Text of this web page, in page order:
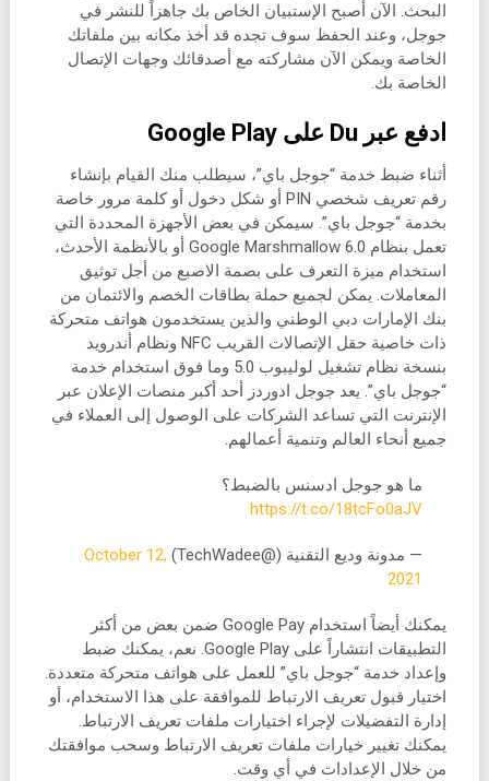
البحث. الآن أصبح الإستبيان الخاص بك جاهزاً للنشر في
جوجل، وعند الحفظ سوف تجده قد أخذ مكانه بين ملفاتك
الخاصة ويمكن الآن مشاركته مع أصدقائك وجهات الإتصال
الخاصة بك.
ادفع عبر Du على Google Play
أثناء ضبط خدمة “جوجل باي”، سيطلب منك القيام بإنشاء
رقم تعريف شخصي PIN أو شكل دخول أو كلمة مرور خاصة
بخدمة “جوجل باي”. سيمكن في بعض الأجهزة المحددة التي
تعمل بنظام Google Marshmallow 6.0 أو بالأنظمة الأحدث،
استخدام ميزة التعرف على بصمة الاصبع من أجل توثيق
المعاملات. يمكن لجميع حملة بطاقات الخصم والائتمان من
بنك الإمارات دبي الوطني والذين يستخدمون هواتف متحركة
ذات خاصية حقل الإتصالات القريب NFC ونظام أندرويد
بنسخة نظام تشغيل لوليبوب 5.0 وما فوق استخدام خدمة
“جوجل باي”. يعد جوجل ادوردز أحد أكبر منصات الإعلان عبر
الإنترنت التي تساعد الشركات على الوصول إلى العملاء في
جميع أنحاء العالم وتنمية أعمالهم.
ما هو جوجل ادسنس بالضبط؟
https://t.co/18tcFo0aJV
— مدونة وديع التقنية (@TechWadee)
October 12,
2021
يمكنك أيضاً استخدام Google Pay ضمن بعض من أكثر
التطبيقات انتشاراً على Google Play. نعم، يمكنك ضبط
وإعداد خدمة “جوجل باي” للعمل على هواتف متحركة متعددة.
اختيار قبول تعريف الارتباط للموافقة على هذا الاستخدام، أو
إدارة التفضيلات لإجراء اختيارات ملفات تعريف الارتباط.
يمكنك تغيير خيارات ملفات تعريف الارتباط وسحب موافقتك
من خلال الإعدادات في أي وقت.